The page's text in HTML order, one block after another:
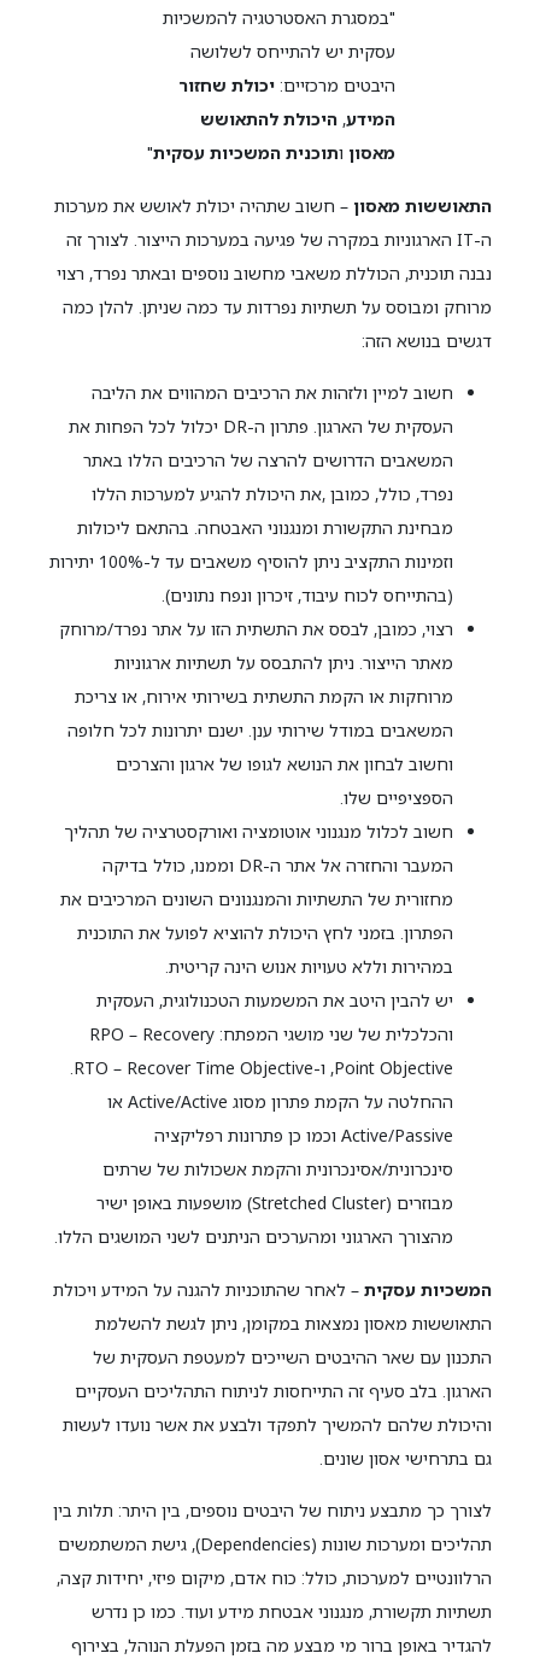
"במסגרת האסטרטגיה להמשכיות
עסקית יש להתייחס לשלושה
היבטים מרכזיים: יכולת שחזור
המידע, היכולת להתאושש
מאסון ותוכנית המשכיות עסקית"
התאוששות מאסון – חשוב שתהיה יכולת לאושש את מערכות
ה-IT הארגוניות במקרה של פגיעה במערכות הייצור. לצורך זה
נבנה תוכנית, הכוללת משאבי מחשוב נוספים ובאתר נפרד, רצוי
מרוחק ומבוסס על תשתיות נפרדות עד כמה שניתן. להלן כמה
דגשים בנושא הזה:
חשוב למיין ולזהות את הרכיבים המהווים את הליבה
העסקית של הארגון. פתרון ה-DR יכלול לכל הפחות את
המשאבים הדרושים להרצה של הרכיבים הללו באתר
נפרד, כולל, כמובן ,את היכולת להגיע למערכות הללו
מבחינת התקשורת ומנגנוני האבטחה. בהתאם ליכולות
וזמינות התקציב ניתן להוסיף משאבים עד ל-100% יתירות
(בהתייחס לכוח עיבוד, זיכרון ונפח נתונים).
רצוי, כמובן, לבסס את התשתית הזו על אתר נפרד/מרוחק
מאתר הייצור. ניתן להתבסס על תשתיות ארגוניות
מרוחקות או הקמת התשתית בשירותי אירוח, או צריכת
המשאבים במודל שירותי ענן. ישנם יתרונות לכל חלופה
וחשוב לבחון את הנושא לגופו של ארגון והצרכים
הספציפיים שלו.
חשוב לכלול מנגנוני אוטומציה ואורקסטרציה של תהליך
המעבר והחזרה אל אתר ה-DR וממנו, כולל בדיקה
מחזורית של התשתיות והמנגנונים השונים המרכיבים את
הפתרון. בזמני לחץ היכולת להוציא לפועל את התוכנית
במהירות וללא טעויות אנוש הינה קריטית.
יש להבין היטב את המשמעות הטכנולוגית, העסקית
והכלכלית של שני מושגי המפתח: RPO – Recovery
Point Objective, ו-RTO – Recover Time Objective.
ההחלטה על הקמת פתרון מסוג Active/Active או
Active/Passive וכמו כן פתרונות רפליקציה
סינכרונית/אסינכרונית והקמת אשכולות של שרתים
מבוזרים (Stretched Cluster) מושפעות באופן ישיר
מהצורך הארגוני ומהערכים הניתנים לשני המושגים הללו.
המשכיות עסקית – לאחר שהתוכניות להגנה על המידע ויכולת
התאוששות מאסון נמצאות במקומן, ניתן לגשת להשלמת
התכנון עם שאר ההיבטים השייכים למעטפת העסקית של
הארגון. בלב סעיף זה התייחסות לניתוח התהליכים העסקיים
והיכולת שלהם להמשיך לתפקד ולבצע את אשר נועדו לעשות
גם בתרחישי אסון שונים.
לצורך כך מתבצע ניתוח של היבטים נוספים, בין היתר: תלות בין
תהליכים ומערכות שונות (Dependencies), גישת המשתמשים
הרלוונטיים למערכות, כולל: כוח אדם, מיקום פיזי, יחידות קצה,
תשתיות תקשורת, מנגנוני אבטחת מידע ועוד. כמו כן נדרש
להגדיר באופן ברור מי מבצע מה בזמן הפעלת הנוהל, בצירוף